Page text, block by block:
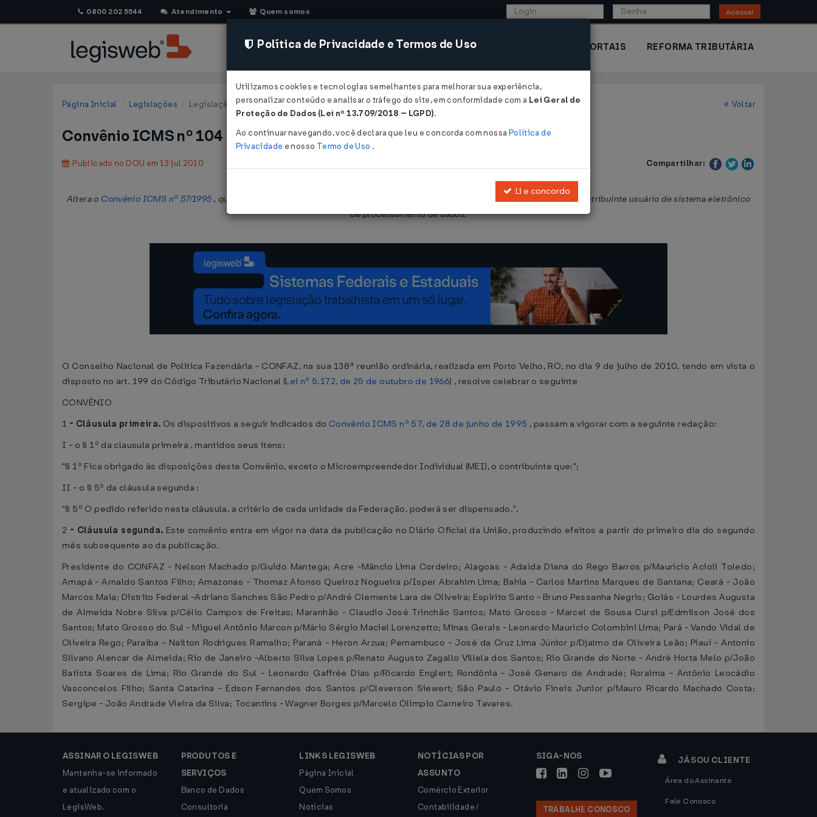
0800 202 5544 Atendimento Quem somos Acessar
CONSULTORIA SISTEMAS COMÉRCIO EXTERIOR PORTAIS REFORMA TRIBUTÁRIA
Página Inicial Legislações Legislação Federal Voltar
Convênio ICMS nº 104 de 09/07/2010
Publicado no DOU em 13 jul 2010 Compartilhar:
Altera o Convênio ICMS nº 57/1995 , que dispõe sobre a emissão de documentos fiscais e a escrituração de livros fiscais por contribuinte usuário de sistema eletrônico
de processamento de dados.
O Conselho Nacional de Política Fazendária - CONFAZ, na sua 138ª reunião ordinária, realizada em Porto Velho, RO, no dia 9 de julho de 2010, tendo em vista o
disposto no art. 199 do Código Tributário Nacional (Lei nº 5.172, de 25 de outubro de 1966) , resolve celebrar o seguinte
CONVÊNIO
1 - Cláusula primeira. Os dispositivos a seguir indicados do Convênio ICMS nº 57, de 28 de junho de 1995 , passam a vigorar com a seguinte redação:
I - o § 1º da clausula primeira , mantidos seus itens:
"§ 1º Fica obrigado às disposições deste Convênio, exceto o Microempreendedor Individual (MEI), o contribuinte que:";
II - o § 5º da cláusula segunda :
"§ 5º O pedido referido nesta cláusula, a critério de cada unidade da Federação, poderá ser dispensado.".
2 - Cláusula segunda. Este convênio entra em vigor na data da publicação no Diário Oficial da União, produzindo efeitos a partir do primeiro dia do segundo
mês subsequente ao da publicação.
Presidente do CONFAZ - Nelson Machado p/Guido Mantega; Acre -Mâncio Lima Cordeiro; Alagoas - Adaída Diana do Rego Barros p/Maurício Acioli Toledo;
Amapá - Arnaldo Santos Filho; Amazonas - Thomaz Afonso Queiroz Nogueira p/Isper Abrahim Lima; Bahia - Carlos Martins Marques de Santana; Ceará - João
Marcos Maia; Distrito Federal -Adriano Sanches São Pedro p/André Clemente Lara de Oliveira; Espírito Santo - Bruno Pessanha Negris; Goiás - Lourdes Augusta
de Almeida Nobre Silva p/Célio Campos de Freitas; Maranhão - Claudio José Trinchão Santos; Mato Grosso - Marcel de Sousa Cursi p/Edmilson José dos
Santos; Mato Grosso do Sul - Miguel Antônio Marcon p/Mário Sérgio Maciel Lorenzetto; Minas Gerais - Leonardo Maurício Colombini Lima; Pará - Vando Vidal de
Oliveira Rego; Paraíba - Nailton Rodrigues Ramalho; Paraná - Heron Arzua; Pernambuco - José da Cruz Lima Júnior p/Djalmo de Oliveira Leão; Piauí - Antonio
Silvano Alencar de Almeida; Rio de Janeiro -Alberto Silva Lopes p/Renato Augusto Zagallo Villela dos Santos; Rio Grande do Norte - André Horta Melo p/João
Batista Soares de Lima; Rio Grande do Sul - Leonardo Gaffrée Dias p/Ricardo Englert; Rondônia - José Genaro de Andrade; Roraima - Antônio Leocádio
Vasconcelos Filho; Santa Catarina - Edson Fernandes dos Santos p/Cleverson Siewert; São Paulo - Otávio Fineis Junior p/Mauro Ricardo Machado Costa;
Sergipe - João Andrade Vieira da Silva; Tocantins - Wagner Borges p/Marcelo Olímpio Carneiro Tavares.
ASSINAR O LEGISWEB
Mantenha-se informado
e atualizado com o
LegisWeb.
PRODUTOS E
SERVIÇOS
Banco de Dados
Consultoria
LINKS LEGISWEB
Página Inicial
Quem Somos
Notícias
NOTÍCIAS POR
ASSUNTO
Comércio Exterior
Contabilidade /
SIGA-NOS
TRABALHE CONOSCO
JÁ SOU CLIENTE
Área do Assinante
Fale Conosco
Política de Privacidade e Termos de Uso
Utilizamos cookies e tecnologias semelhantes para melhorar sua experiência,
personalizar conteúdo e analisar o tráfego do site, em conformidade com a Lei Geral de
Proteção de Dados (Lei nº 13.709/2018 – LGPD).
Ao continuar navegando, você declara que leu e concorda com nossa Política de
Privacidade e nosso Termo de Uso .
Li e concordo